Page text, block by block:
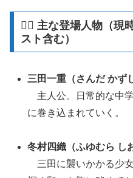
🧍‍♂️ 主な登場人物（現
スト含む）
三田一重（さんだ かず
主人公。日常的な中
に巻き込まれていく。
冬村四織（ふゆむら し
三田に襲いかかる少